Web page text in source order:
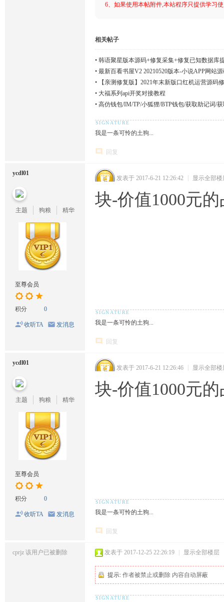
6、如果使用本帖附件,本站程序只提供学习
相关帖子
• 韩语聚星版本源码+修复采集+修复已知数据库
• 最新百看书屋V2 20210520版本-小说APP网站
•
【亲测修复版】2021年末新版口红机运营源
下级/视频搭建教程
• 大福系列api开奖对接教程
• 高仿钱包/IM/TP/小狐狸/BTP钱包/获取助记词/
我是一条可怜的土狗...
回复
ycdl01
主题 狗粮 精华
至尊会员
积分 0
收听TA 发消息
发表于 2017-6-21 12:26:42 显示全部楼
块-价值1000元
我是一条可怜的土狗...
回复
ycdl01
主题 狗粮 精华
至尊会员
积分 0
收听TA 发消息
发表于 2017-6-21 12:26:46 显示全部楼
块-价值1000元
我是一条可怜的土狗...
回复
cprjz 该用户已被删除 发表于 2017-12-25 22:26:19 | 显示全部楼层
提示: 作者被禁止或删除 内容自动屏蔽